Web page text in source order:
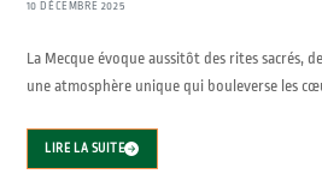
10 DÉCEMBRE 2025
La Mecque évoque aussitôt des rites sacrés,
une atmosphère unique qui bouleverse les
LIRE LA SUITE